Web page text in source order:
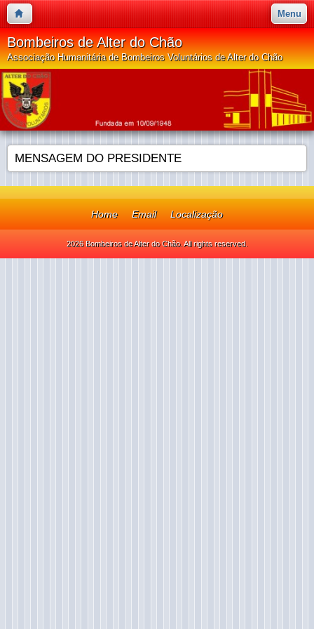
Menu
Bombeiros de Alter do Chão
Associação Humanitária de Bombeiros Voluntários de Alter do Chão
MENSAGEM DO PRESIDENTE
Home Email Localização
2026 Bombeiros de Alter do Chão. All rights reserved.